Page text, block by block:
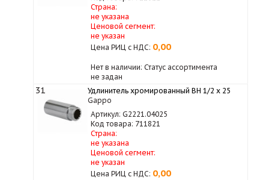
Страна:
не указана
Ценовой сегмент:
не указан
Цена РИЦ с НДС: 0,00
Нет в наличии: Статус ассортимента
не задан
31
Удлинитель хромированный ВН 1/2 х 25
Gappo
Артикул: G2221.04025
Код товара: 711821
Страна:
не указана
Ценовой сегмент:
не указан
Цена РИЦ с НДС: 0,00